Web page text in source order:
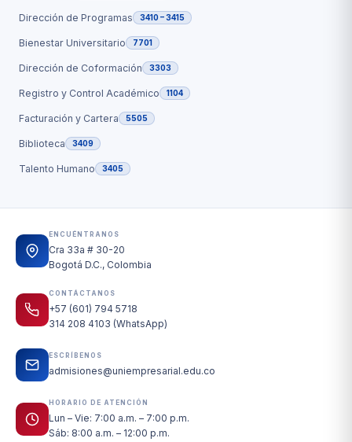
Dirección de Programas 3410 – 3415
Bienestar Universitario 7701
Dirección de Coformación 3303
Registro y Control Académico 1104
Facturación y Cartera 5505
Biblioteca 3409
Talento Humano 3405
ENCUÉNTRANOS
Cra 33a # 30-20
Bogotá D.C., Colombia
CONTÁCTANOS
+57 (601) 794 5718
314 208 4103 (WhatsApp)
ESCRÍBENOS
admisiones@uniempresarial.edu.co
HORARIO DE ATENCIÓN
Lun – Vie: 7:00 a.m. – 7:00 p.m.
Sáb: 8:00 a.m. – 12:00 p.m.